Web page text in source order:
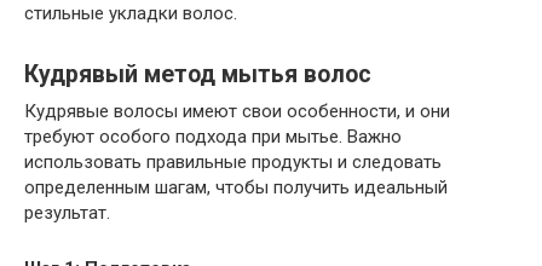
стильные укладки волос.
Кудрявый метод мытья волос
Кудрявые волосы имеют свои особенности, и они
требуют особого подхода при мытье. Важно
использовать правильные продукты и следовать
определенным шагам, чтобы получить идеальный
результат.